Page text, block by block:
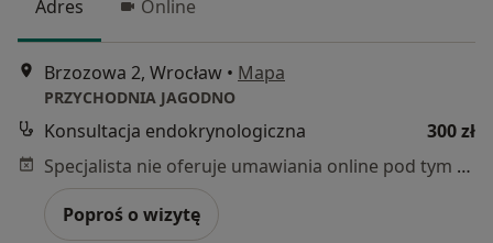
Adres Online
Brzozowa 2, Wrocław • Mapa
PRZYCHODNIA JAGODNO
Konsultacja endokrynologiczna
300 zł
Specjalista nie oferuje umawiania online pod tym adresem.
Poproś o wizytę